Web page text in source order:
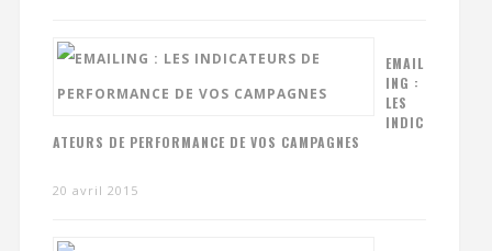
EMAIL
ING :
LES
INDIC
ATEURS DE PERFORMANCE DE VOS CAMPAGNES
20 avril 2015